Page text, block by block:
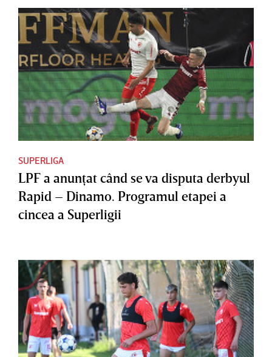
SUPERLIGA
LPF a anunţat când se va disputa derbyul
Rapid – Dinamo. Programul etapei a
cincea a Superligii